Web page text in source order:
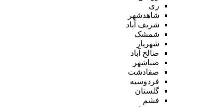
ری
شاهدشهر
شریف آباد
شمشک
شهریار
صالح آباد
صباشهر
صفادشت
فردوسیه
گلستان
فشم